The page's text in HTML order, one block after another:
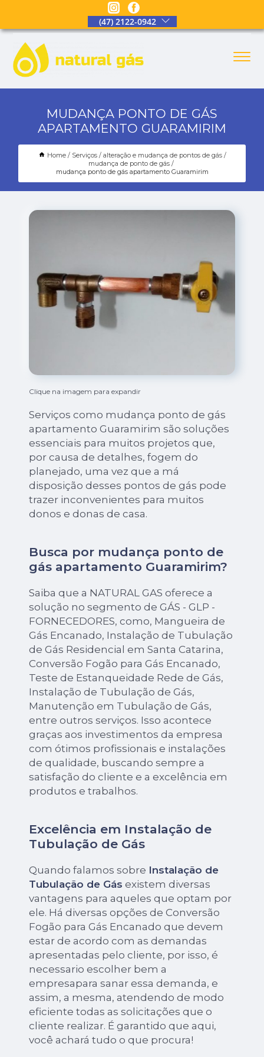
(47) 2122-0942
MUDANÇA PONTO DE GÁS
APARTAMENTO GUARAMIRIM
Home Serviços
alteração e mudança de pontos de gás
mudança de ponto de gás
mudança ponto de gás apartamento Guaramirim
Clique na imagem para expandir
Serviços como mudança ponto de gás
apartamento Guaramirim são soluções
essenciais para muitos projetos que,
por causa de detalhes, fogem do
planejado, uma vez que a má
disposição desses pontos de gás pode
trazer inconvenientes para muitos
donos e donas de casa.
Busca por mudança ponto de
gás apartamento Guaramirim?
Saiba que a NATURAL GAS oferece a
solução no segmento de GÁS - GLP -
FORNECEDORES, como, Mangueira de
Gás Encanado, Instalação de Tubulação
de Gás Residencial em Santa Catarina,
Conversão Fogão para Gás Encanado,
Teste de Estanqueidade Rede de Gás,
Instalação de Tubulação de Gás,
Manutenção em Tubulação de Gás,
entre outros serviços. Isso acontece
graças aos investimentos da empresa
com ótimos profissionais e instalações
de qualidade, buscando sempre a
satisfação do cliente e a excelência em
produtos e trabalhos.
Excelência em Instalação de
Tubulação de Gás
Quando falamos sobre Instalação de
Tubulação de Gás existem diversas
vantagens para aqueles que optam por
ele. Há diversas opções de Conversão
Fogão para Gás Encanado que devem
estar de acordo com as demandas
apresentadas pelo cliente, por isso, é
necessario escolher bem a
empresapara sanar essa demanda, e
assim, a mesma, atendendo de modo
eficiente todas as solicitações que o
cliente realizar. É garantido que aqui,
você achará tudo o que procura!